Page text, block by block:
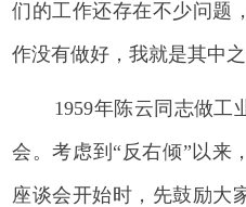
们的工作还存在不少问题
作没有做好，我就是其中之
1959年陈云同志做工
会。考虑到“反右倾”以来
座谈会开始时，先鼓励大